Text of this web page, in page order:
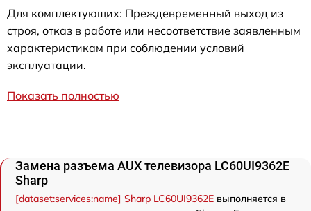
Для комплектующих: Преждевременный выход из
строя, отказ в работе или несоответствие заявленным
характеристикам при соблюдении условий
эксплуатации.
Показать полностью
Замена разъема AUX телевизора LC60UI9362E
Sharp
[dataset:services:name] Sharp LC60UI9362E выполняется в